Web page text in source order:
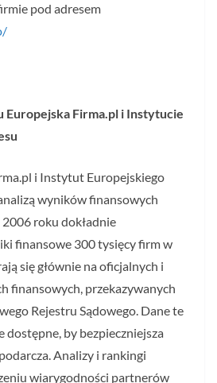
pod adresem
Europejska Firma.pl i Instytucie
i Instytut Europejskiego
wyników finansowych
roku dokładnie
finansowe 300 tysięcy firm w
się głównie na oficjalnych i
finansowych, przekazywanych
Rejestru Sądowego. Dane te
dostępne, by bezpieczniejsza
Analizy i rankingi
wiarygodności partnerów